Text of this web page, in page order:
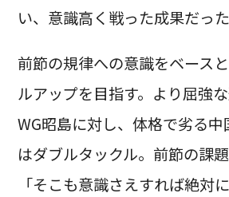
い、意識高く戦った成果だった
前節の規律への意識をベース
ルアップを目指す。より屈強
WG昭島に対し、体格で劣る中
はダブルタックル。前節の課題
「そこも意識さえすれば絶対